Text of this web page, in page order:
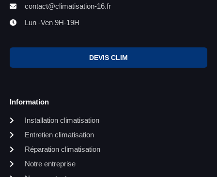
contact@climatisation-16.fr
Lun -Ven 9H-19H
DEVIS CLIM
Information
Installation climatisation
Entretien climatisation
Réparation climatisation
Notre entreprise